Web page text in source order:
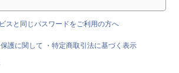
スと同じパスワードをご利用の方へ
保護に関して
・特定商取引法に基づく表示